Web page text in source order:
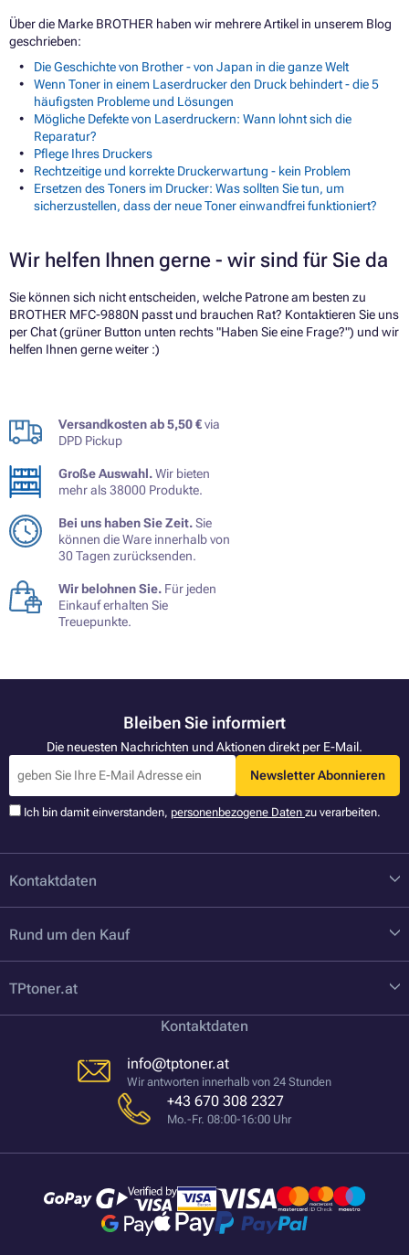
Über die Marke BROTHER haben wir mehrere Artikel in unserem Blog
geschrieben:
Die Geschichte von Brother - von Japan in die ganze Welt
Wenn Toner in einem Laserdrucker den Druck behindert - die 5
häufigsten Probleme und Lösungen
Mögliche Defekte von Laserdruckern: Wann lohnt sich die
Reparatur?
Pflege Ihres Druckers
Rechtzeitige und korrekte Druckerwartung - kein Problem
Ersetzen des Toners im Drucker: Was sollten Sie tun, um
sicherzustellen, dass der neue Toner einwandfrei funktioniert?
Wir helfen Ihnen gerne - wir sind für Sie da
Sie können sich nicht entscheiden, welche Patrone am besten zu
BROTHER MFC-9880N passt und brauchen Rat? Kontaktieren Sie uns
per Chat (grüner Button unten rechts "Haben Sie eine Frage?") und wir
helfen Ihnen gerne weiter :)
Versandkosten ab 5,50 €via
DPD Pickup
Große Auswahl.Wir bieten
mehr als 38000 Produkte.
Bei uns haben Sie Zeit.Sie
können die Ware innerhalb von
30 Tagen zurücksenden.
Wir belohnen Sie. Für jeden
Einkauf erhalten Sie
Treuepunkte.
Bleiben Sie informiert
Die neuesten Nachrichten und Aktionen direkt per E-Mail.
Newsletter Abonnieren
Ich bin damit einverstanden, personenbezogene Daten zu verarbeiten.
Kontaktdaten
Rund um den Kauf
TPtoner.at
Kontaktdaten
info@tptoner.at
Wir antworten innerhalb von 24 Stunden
+43 670 308 2327
Mo.-Fr. 08:00-16:00 Uhr